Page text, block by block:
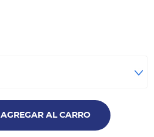
AGREGAR AL CARRO